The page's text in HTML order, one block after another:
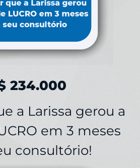
234.000
a Larissa gerou a
em 3 meses
consultório!